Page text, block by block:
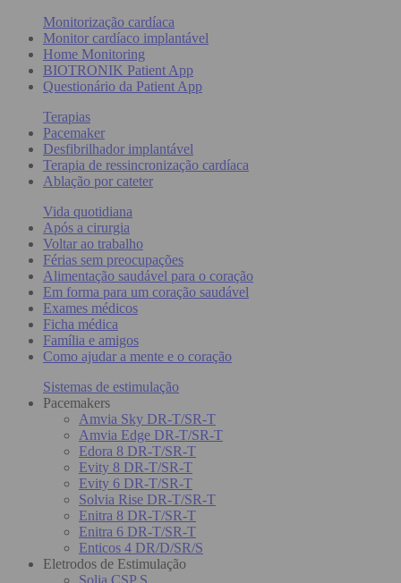
Monitorização cardíaca
Monitor cardíaco implantável
Home Monitoring
BIOTRONIK Patient App
Questionário da Patient App
Terapias
Pacemaker
Desfibrilhador implantável
Terapia de ressincronização cardíaca
Ablação por cateter
Vida quotidiana
Após a cirurgia
Voltar ao trabalho
Férias sem preocupações
Alimentação saudável para o coração
Em forma para um coração saudável
Exames médicos
Ficha médica
Família e amigos
Como ajudar a mente e o coração
Sistemas de estimulação
Pacemakers
Amvia Sky DR-T/SR-T
Amvia Edge DR-T/SR-T
Edora 8 DR-T/SR-T
Evity 8 DR-T/SR-T
Evity 6 DR-T/SR-T
Solvia Rise DR-T/SR-T
Enitra 8 DR-T/SR-T
Enitra 6 DR-T/SR-T
Enticos 4 DR/D/SR/S
Eletrodos de Estimulação
Solia CSP S